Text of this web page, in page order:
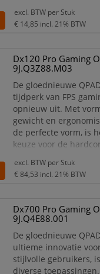
reactietijden van 1
groot scrollwiel en
Met de DPI-knoppen
overschakelen van
Voor aanslu
excl. BTW per Stuk
€ 14,85 incl. 21% BTW
Dx120 Pro Gaming
9J.Q3Z88.M03
De gloednieuwe
tijdperk van FPS
opnieuw uit. Met
gewicht en
de perfecte vorm, is
keuze voor de
hardwarematig
stappen van 400,
hoogtepunt is de
verlichting van de
voegt de juiste stijl
excl. BTW per Stuk
€ 84,53 incl. 21% BTW
Dx700 Pro Gaming
9J.Q4E88.001
De gloednieuwe
ultieme innovatie
stijlvolle gebruikers,
diverse